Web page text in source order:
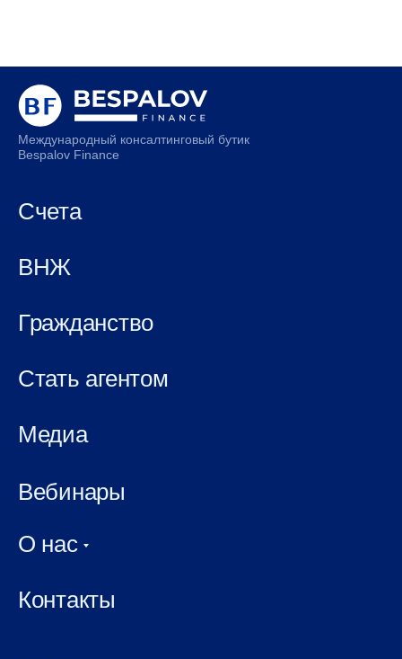
Контакты
Вебинары
Медиа
О нас
Стать агентом
Гражданство
ВНЖ
Счета
Международный консалтинговый бутик
Bespalov Finance